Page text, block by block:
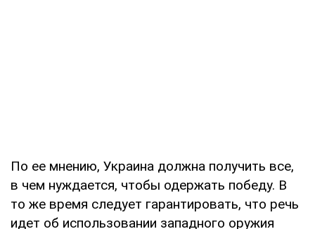
По ее мнению, Украина должна получить все,
в чем нуждается, чтобы одержать победу. В
то же время следует гарантировать, что речь
идет об использовании западного оружия